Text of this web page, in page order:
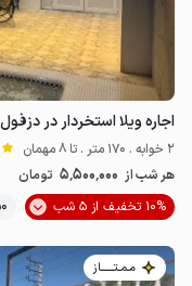
اجاره ویلا استخردار در
2 خوابه . 170 متر . تا 8 مهمان
هر شب از 5٬500٬000 تومان
10% تخفیف از 5 شب
50+
مـمـتــــــاز